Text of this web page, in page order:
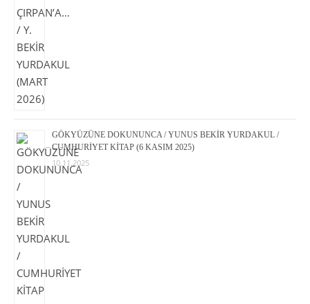
GÖKYÜZÜNE DOKUNUNCA / YUNUS BEKİR YURDAKUL /
CUMHURİYET KİTAP (6 KASIM 2025)
10.11.2025